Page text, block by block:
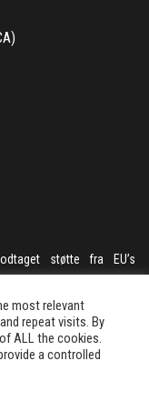
støtte fra EU’s
nr. 101000788
most relevant
repeat visits. By
ALL the cookies.
a controlled